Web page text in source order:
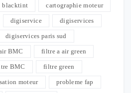
blacktint cartographie moteur
digiservice digiservices
digiservices paris sud
BMC filtre a air green
BMC filtre green
moteur probleme fap